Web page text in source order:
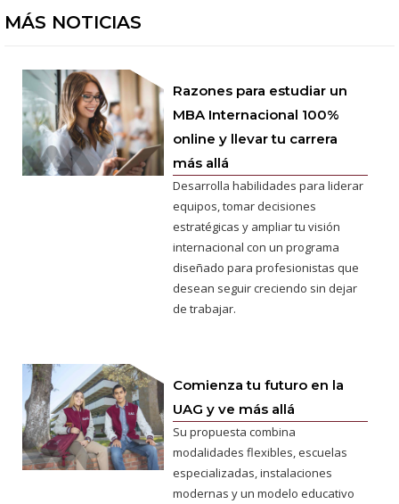
MÁS NOTICIAS
Razones para estudiar un
MBA Internacional 100%
online y llevar tu carrera
más allá
Desarrolla habilidades para liderar
equipos, tomar decisiones
estratégicas y ampliar tu visión
internacional con un programa
diseñado para profesionistas que
desean seguir creciendo sin dejar
de trabajar.
Comienza tu futuro en la
UAG y ve más allá
Su propuesta combina
modalidades flexibles, escuelas
especializadas, instalaciones
modernas y un modelo educativo